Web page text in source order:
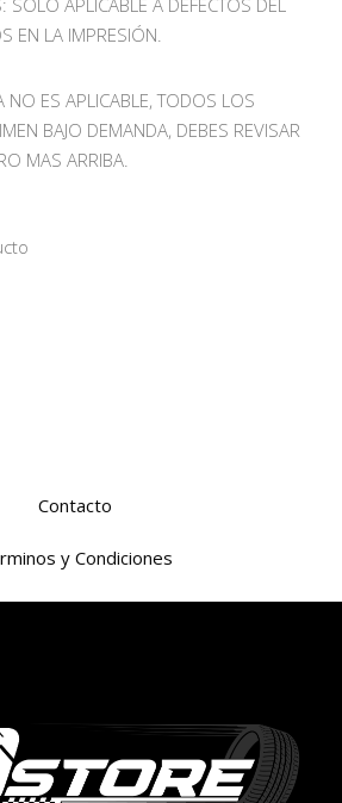
EN LA IMPRESIÓN.
NO ES APLICABLE, TODOS LOS
BAJO DEMANDA, DEBES REVISAR
MAS ARRIBA.
Contacto
y Condiciones